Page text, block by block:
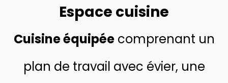
Espace cuisine
Cuisine équipéecomprenant un
plan de travail avec évier, une